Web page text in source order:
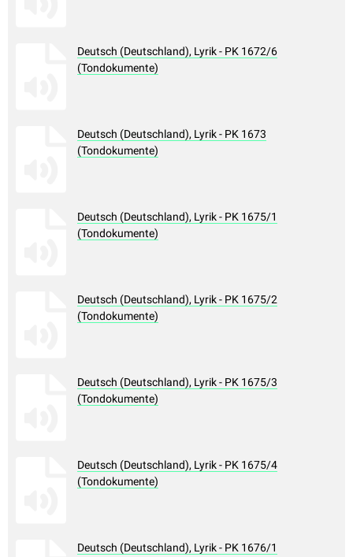
Deutsch (Deutschland), Lyrik - PK 1672/6
(Tondokumente)
Deutsch (Deutschland), Lyrik - PK 1673
(Tondokumente)
Deutsch (Deutschland), Lyrik - PK 1675/1
(Tondokumente)
Deutsch (Deutschland), Lyrik - PK 1675/2
(Tondokumente)
Deutsch (Deutschland), Lyrik - PK 1675/3
(Tondokumente)
Deutsch (Deutschland), Lyrik - PK 1675/4
(Tondokumente)
Deutsch (Deutschland), Lyrik - PK 1676/1